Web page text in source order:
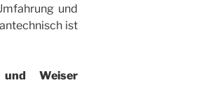
und
ist
und Weiser